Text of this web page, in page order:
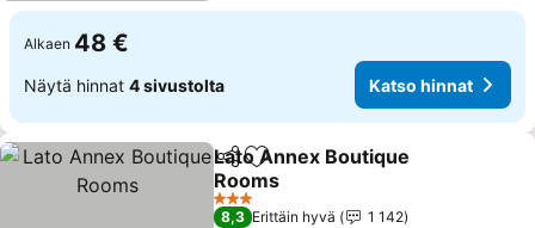
Alkaen 48 €
Näytä hinnat 4 sivustolta Katso hinnat
Jaa Lisää suosikkeihin
Lato Annex Boutique
Rooms
Katso hinnat
3 Tähtiluokitus
8,3 Erittäin hyvä
1 142